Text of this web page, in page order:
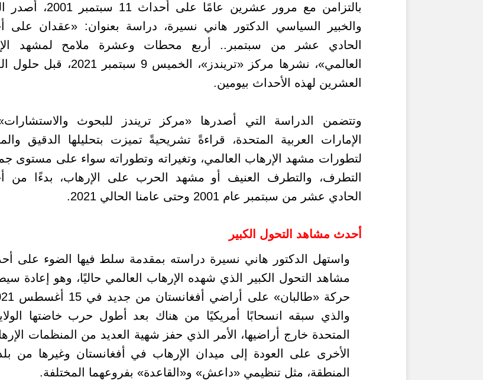
بالتزامن مع مرور عشرين عامًا على أحداث
والخبير السياسي الدكتور هاني نسيرة، دراسة بعنوان: «عقدان على
الحادي عشر من سبتمبر.. أربع محطات وعشرة ملامح لمشهد
العالمي»، نشرها مركز «تريندز»، الخميس 9 سبتمبر
العشرين لهذه الأحداث بيومين.
وتتضمن الدراسة التي أصدرها «مركز تريندز للبحوث
الإمارات العربية المتحدة،
قراءةً تشريحيةً تميزت بتحليلها الدقيق
لتطورات مشهد الإرهاب العالمي، وتغيراته وتطوراته سواء على مستوى
التطرف، والتطرف العنيف أو مشهد الحرب على الإرهاب، بدءًا من
الحادي عشر من سبتمبر عام 2001 وحتى عامنا الحالي 2021.
أحدث مشاهد التحول الكبير
واستهل الدكتور هاني نسيرة دراسته بمقدمة سلط فيها الضوء على
مشاهد التحول الكبير الذي شهده الإرهاب العالمي حاليًا، وهو إعادة
والذي سبقه انسحابًا أمريكيًا من هناك بعد أطول حرب خاضتها
المتحدة خارج أراضيها، الأمر الذي حفز شهية العديد من المنظمات
الأخرى على العودة إلى ميدان الإرهاب في أفغانستان وغيرها من
المنطقة، مثل تنظيمي «داعش» و«القاعدة» بفروعهما المختلفة.